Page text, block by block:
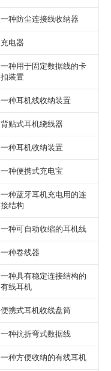
一种防尘连接线收纳器
充电器
一种用于固定数据线的卡
扣装置
一种耳机线收纳装置
背贴式耳机绕线器
一种耳机收纳装置
一种便携式充电宝
一种蓝牙耳机充电用的连
接结构
一种可自动收缩的耳机线
一种卷线器
一种具有稳定连接结构的
有线耳机
便携式耳机收线盘筒
一种抗折弯式数据线
一种方便收纳的有线耳机